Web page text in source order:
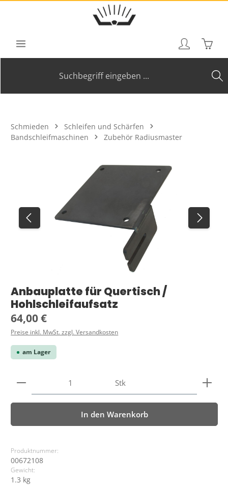
Zum Hauptinhalt springen
Schmieden
Schleifen und Schärfen
Bandschleifmaschinen
Zubehör Radiusmaster
Bildergalerie überspringen
Anbauplatte für Quertisch /
Hohlschleifaufsatz
Regulärer Preis:
64,00 €
Preise inkl. MwSt. zzgl. Versandkosten
am Lager
Produkt Anzahl: Gib den gewünschten Wert ein
Stk
In den Warenkorb
Produktnummer:
00672108
Gewicht:
1.3 kg